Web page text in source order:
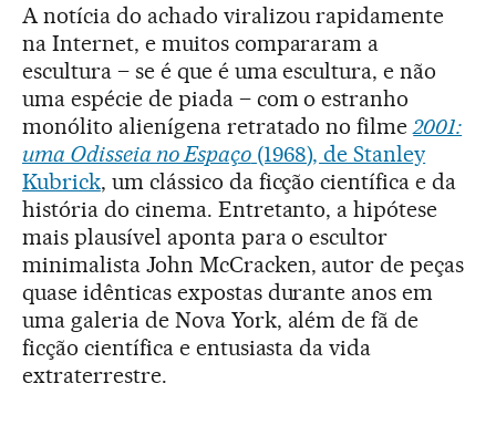
A notícia do achado viralizou rapidamente
na Internet, e muitos compararam a
escultura – se é que é uma escultura, e não
uma espécie de piada – com o estranho
monólito alienígena retratado no filme2001:
uma Odisseia no Espaço(1968), de Stanley
Kubrick, um clássico da ficção científica e da
história do cinema. Entretanto, a hipótese
mais plausível aponta para o escultor
minimalista John McCracken, autor de peças
quase idênticas expostas durante anos em
uma galeria de Nova York, além de fã de
ficção científica e entusiasta da vida
extraterrestre.